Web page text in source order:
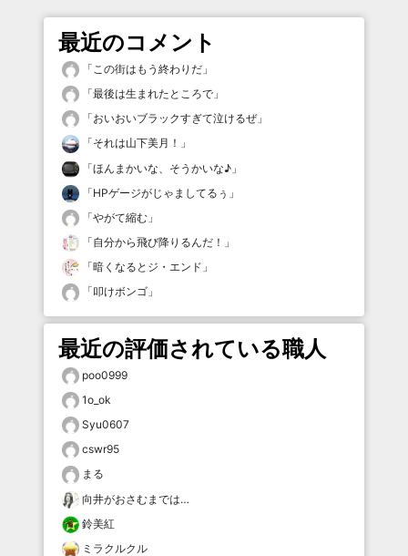
最近のコメント
「 この街はもう終わりだ 」
「最後は生まれたところで 」
「おいおいブラックすぎて泣けるぜ」
「それは山下美月！ 」
「ほんまかいな、そうかいな♪ 」
「HPゲージがじゃましてるぅ 」
「やがて縮む 」
「自分から飛び降りるんだ！ 」
「暗くなるとジ・エンド 」
「叩けボンゴ 」
最近の評価されている職人
poo0999
1o_ok
Syu0607
cswr95
まる
向井がおさむまでは…
鈴美紅
ミラクルクル